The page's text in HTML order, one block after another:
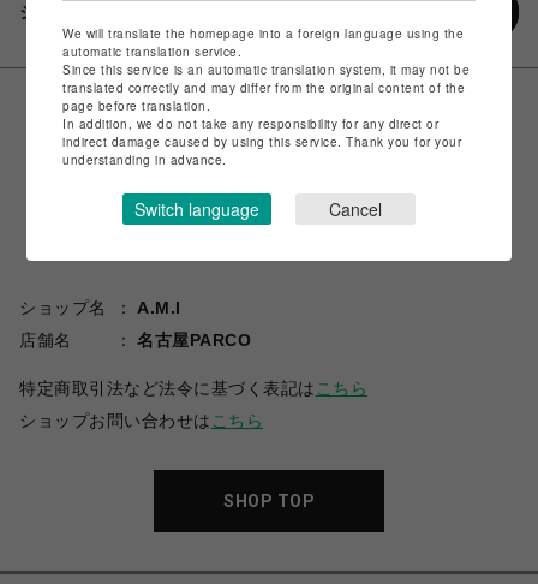
シェアする
ショップ名
A.M.I
店舗名
名古屋PARCO
特定商取引法など法令に基づく表記は こちら
ショップお問い合わせは こちら
SHOP TOP
We will translate the homepage into a foreign language using the
automatic translation service.
Since this service is an automatic translation system, it may not be
translated correctly and may differ from the original content of the
page before translation.
In addition, we do not take any responsibility for any direct or
indirect damage caused by using this service. Thank you for your
understanding in advance.
Switch language Cancel